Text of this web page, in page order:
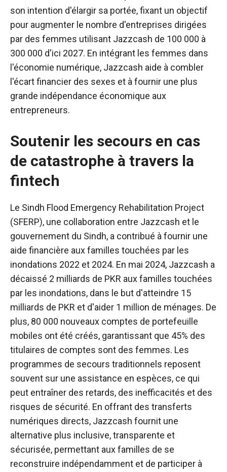
son intention d'élargir sa portée, fixant un objectif
pour augmenter le nombre d'entreprises dirigées
par des femmes utilisant Jazzcash de 100 000 à
300 000 d'ici 2027. En intégrant les femmes dans
l'économie numérique, Jazzcash aide à combler
l'écart financier des sexes et à fournir une plus
grande indépendance économique aux
entrepreneurs.
Soutenir les secours en cas
de catastrophe à travers la
fintech
Le Sindh Flood Emergency Rehabilitation Project
(SFERP), une collaboration entre Jazzcash et le
gouvernement du Sindh, a contribué à fournir une
aide financière aux familles touchées par les
inondations 2022 et 2024. En mai 2024, Jazzcash a
décaissé 2 milliards de PKR aux familles touchées
par les inondations, dans le but d'atteindre 15
milliards de PKR et d'aider 1 million de ménages. De
plus, 80 000 nouveaux comptes de portefeuille
mobiles ont été créés, garantissant que 45% des
titulaires de comptes sont des femmes. Les
programmes de secours traditionnels reposent
souvent sur une assistance en espèces, ce qui
peut entraîner des retards, des inefficacités et des
risques de sécurité. En offrant des transferts
numériques directs, Jazzcash fournit une
alternative plus inclusive, transparente et
sécurisée, permettant aux familles de se
reconstruire indépendamment et de participer à